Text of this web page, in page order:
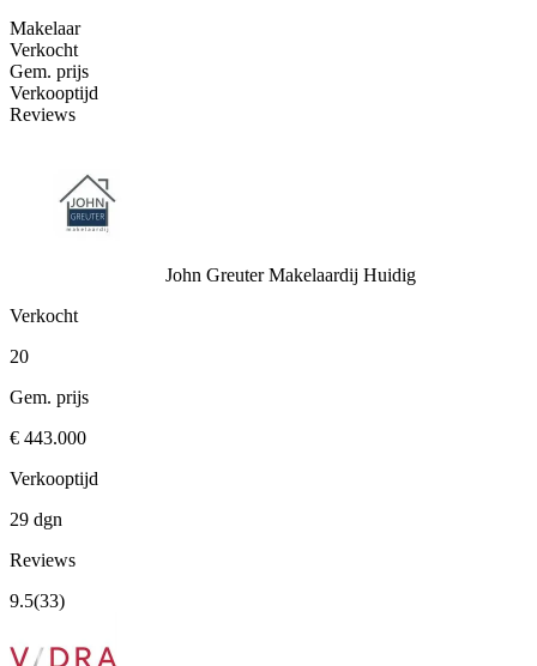
Makelaar
Verkocht
Gem. prijs
Verkooptijd
Reviews
John Greuter Makelaardij Huidig
Verkocht
20
Gem. prijs
€ 443.000
Verkooptijd
29 dgn
Reviews
9.5(33)